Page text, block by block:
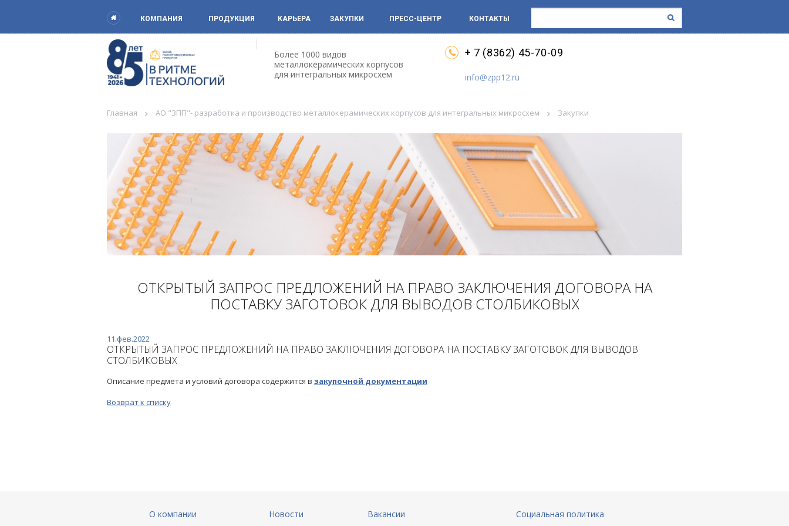
КОМПАНИЯ ПРОДУКЦИЯ КАРЬЕРА ЗАКУПКИ ПРЕСС-ЦЕНТР КОНТАКТЫ
Более 1000 видов
металлокерамических корпусов
для интегральных микросхем
+ 7 (8362) 45-70-09
info@zpp12.ru
Главная АО "ЗПП"- разработка и производство металлокерамических корпусов для интегральных микросхем Закупки
ОТКРЫТЫЙ ЗАПРОС ПРЕДЛОЖЕНИЙ НА ПРАВО ЗАКЛЮЧЕНИЯ ДОГОВОРА НА
ПОСТАВКУ ЗАГОТОВОК ДЛЯ ВЫВОДОВ СТОЛБИКОВЫХ
11.фев.2022
ОТКРЫТЫЙ ЗАПРОС ПРЕДЛОЖЕНИЙ НА ПРАВО ЗАКЛЮЧЕНИЯ ДОГОВОРА НА ПОСТАВКУ ЗАГОТОВОК ДЛЯ ВЫВОДОВ
СТОЛБИКОВЫХ
Описание предмета и условий договора содержится в закупочной документации
Возврат к списку
О компании Новости Вакансии Социальная политика